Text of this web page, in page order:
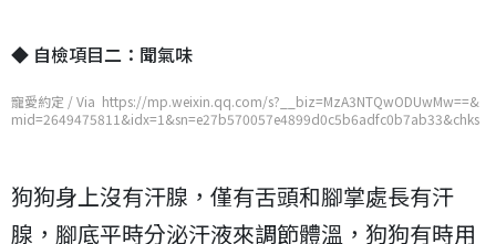
◆ 自檢項目二：聞氣味
寵愛約定 / Via https://mp.weixin.qq.com/s?__biz=MzA3NTQwODUwMw==&
mid=2649475811&idx=1&sn=e27b570057e4899d0c5b6adfc0b7ab33&chks
狗狗身上沒有汗腺，僅有舌頭和腳掌處長有汗
腺，腳底平時分泌汗液來調節體溫，狗狗有時用